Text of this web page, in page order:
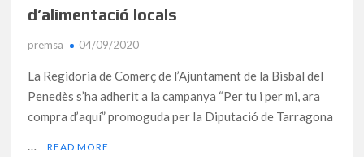
d’alimentació locals
premsa 04/09/2020
La Regidoria de Comerç de l’Ajuntament de la Bisbal del
Penedès s’ha adherit a la campanya “Per tu i per mi, ara
compra d’aquí” promoguda per la Diputació de Tarragona
…
READ MORE